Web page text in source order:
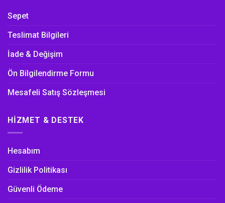
Sepet
Teslimat Bilgileri
İade & Değişim
Ön Bilgilendirme Formu
Mesafeli Satış Sözleşmesi
HIZMET & DESTEK
Hesabım
Gizlilik Politikası
Güvenli Ödeme